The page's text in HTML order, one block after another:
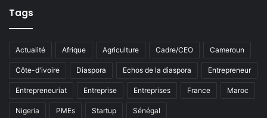
Tags
Actualité Afrique Agriculture Cadre/CEO Cameroun
Côte-d'ivoire Diaspora Echos de la diaspora Entrepreneur
Entrepreneuriat Entreprise Entreprises France Maroc
Nigeria PMEs Startup Sénégal